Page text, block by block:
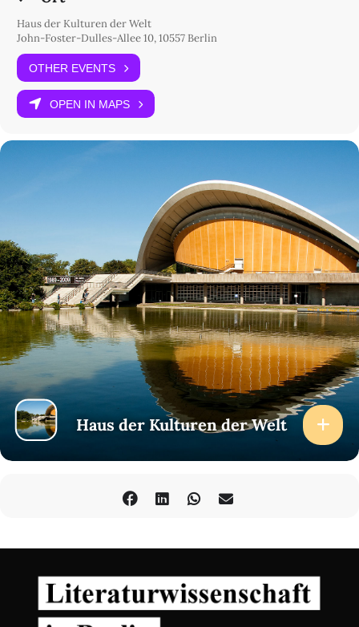
Haus der Kulturen der Welt
John-Foster-Dulles-Allee 10, 10557 Berlin
OTHER EVENTS
OPEN IN MAPS
Haus der Kulturen der Welt